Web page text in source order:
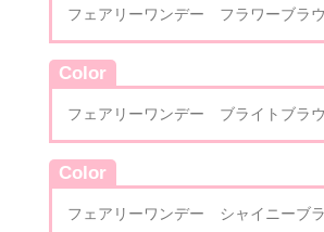
フェアリーワンデー フラワーブラ
Color
フェアリーワンデー ブライトブラ
Color
フェアリーワンデー シャイニーブ